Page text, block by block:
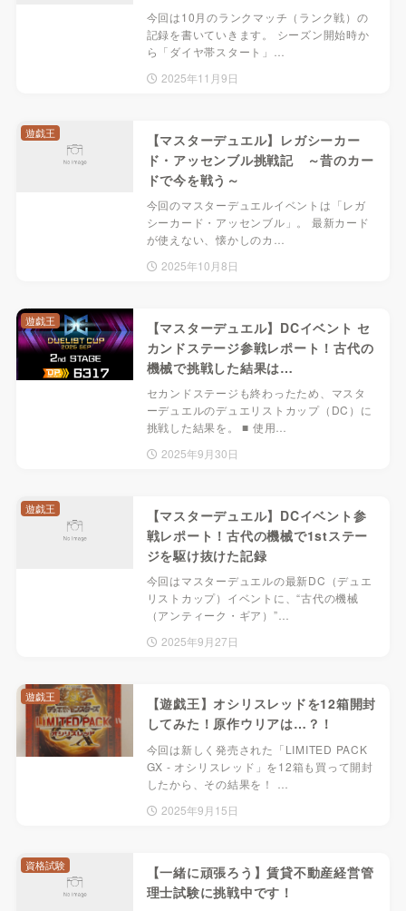
今回は10月のランクマッチ（ランク戦）の
記録を書いていきます。 シーズン開始時か
ら「ダイヤ帯スタート」…
2025年11月9日
【マスターデュエル】レガシーカー
ド・アッセンブル挑戦記 ～昔のカー
ドで今を戦う～
今回のマスターデュエルイベントは「レガ
シーカード・アッセンブル」。 最新カード
が使えない、懐かしのカ…
2025年10月8日
遊戯王
【マスターデュエル】DCイベント セ
カンドステージ参戦レポート！古代の
機械で挑戦した結果は…
セカンドステージも終わったため、マスタ
ーデュエルのデュエリストカップ（DC）に
挑戦した結果を。 ■ 使用…
2025年9月30日
遊戯王
【マスターデュエル】DCイベント参
戦レポート！古代の機械で1stステー
ジを駆け抜けた記録
今回はマスターデュエルの最新DC（デュエ
リストカップ）イベントに、“古代の機械
（アンティーク・ギア）”…
2025年9月27日
遊戯王
【遊戯王】オシリスレッドを12箱開封
してみた！原作ウリアは…？！
今回は新しく発売された「LIMITED PACK
GX ‑ オシリスレッド」を12箱も買って開封
したから、その結果を！ …
2025年9月15日
遊戯王
【一緒に頑張ろう】賃貸不動産経営管
理士試験に挑戦中です！
資格試験